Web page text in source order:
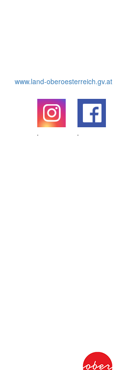
www.land-oberoesterreich.gv.at
.
.